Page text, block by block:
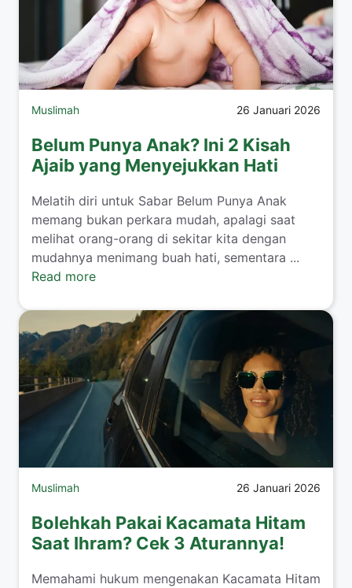
Muslimah 26 Januari 2026
Belum Punya Anak? Ini 2 Kisah
Ajaib yang Menyejukkan Hati
​Melatih diri untuk Sabar Belum Punya Anak
memang bukan perkara mudah, apalagi saat
melihat orang-orang di sekitar kita dengan
mudahnya menimang buah hati, sementara ...
Read more
Muslimah 26 Januari 2026
Bolehkah Pakai Kacamata Hitam
Saat Ihram? Cek 3 Aturannya!
​Memahami hukum mengenakan Kacamata Hitam